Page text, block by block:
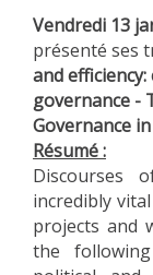
Vendredi 13
présenté ses
and
governance -
Governance
Résumé :
Discourses
incredibly
projects and
the